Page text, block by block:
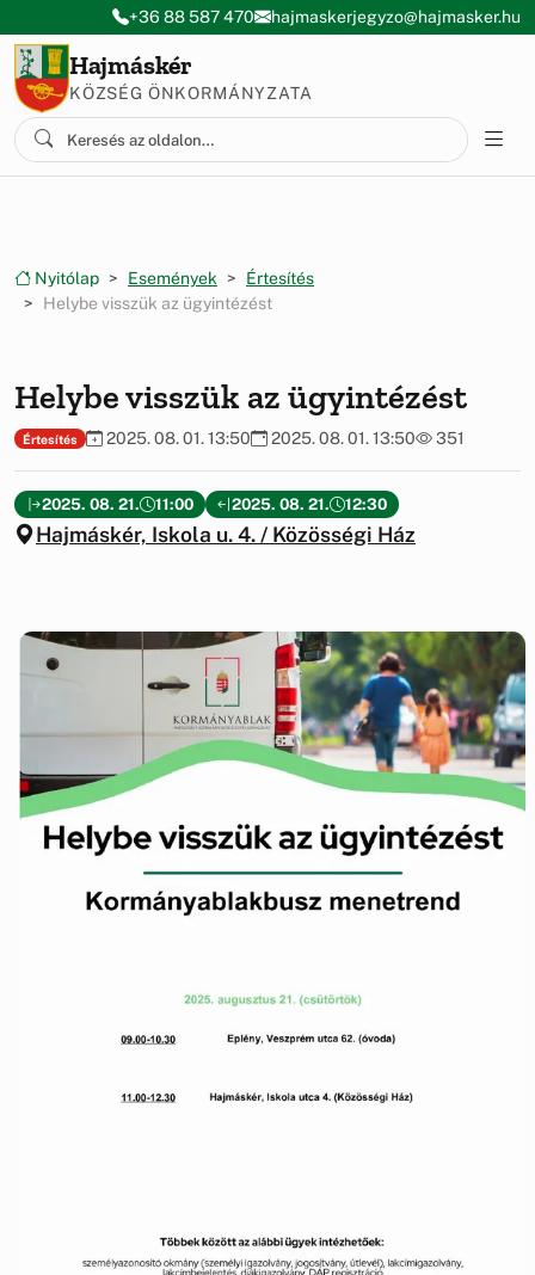
Ugrás a menüre
Ugrás a tartalomra
+36 88 587 470 hajmaskerjegyzo@hajmasker.hu
Hajmáskér
KÖZSÉG ÖNKORMÁNYZATA
Nyitólap Események
Értesítés
Helybe visszük az ügyintézést
Helybe visszük az ügyintézést
Értesítés 2025. 08. 01. 13:50 2025. 08. 01. 13:50 351
2025. 08. 21. 11:00 2025. 08. 21. 12:30
Hajmáskér, Iskola u. 4. / Közösségi Ház